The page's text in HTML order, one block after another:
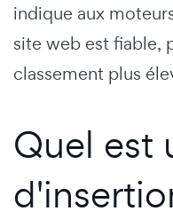
indique aux
site web est fiable,
classement plus
Quel est